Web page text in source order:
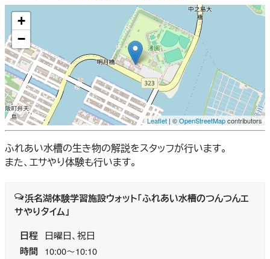
+
−
Leaflet | ©OpenStreetMapcontributors
ふれあい水槽の生き物の解説をスタッフが行います。
また、エサやり体験も行います。
浜名湖体験学習施設ウォット「ふれあい水槽のつんつんエ
サやりタイム」
日程
日曜日、祝日
時間 10:00～10:10